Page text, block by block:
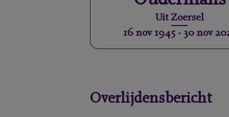
Uit Zoersel
16 nov 1945 - 30 nov
Overlijdensbericht